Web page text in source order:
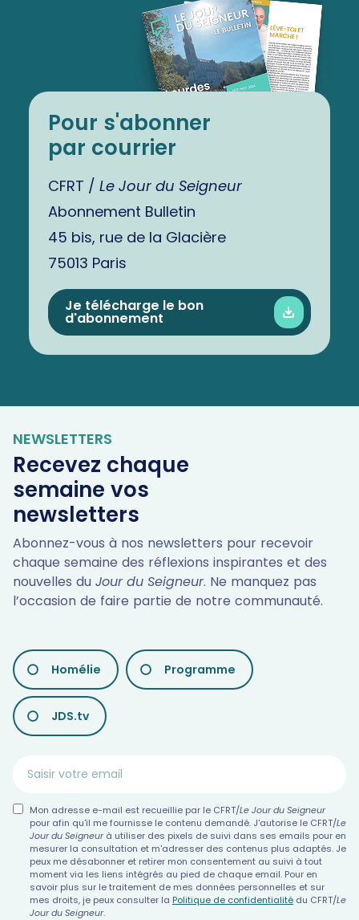
Pour s'abonner
par courrier
CFRT / Le Jour du Seigneur
Abonnement Bulletin
45 bis, rue de la Glacière
75013 Paris
Je télécharge le bon
d'abonnement
NEWSLETTERS
Recevez chaque
semaine vos
newsletters
Abonnez-vous à nos newsletters pour recevoir
chaque semaine des réflexions inspirantes et des
nouvelles du Jour du Seigneur. Ne manquez pas
l’occasion de faire partie de notre communauté.
LES
DIFFÉRENTES
NEWSLETTERS
Homélie Programme
JDS.tv
Mon adresse e-mail est recueillie par le CFRT/Le Jour du Seigneur
pour afin qu'il me fournisse le contenu demandé. J'autorise le CFRT/Le
Jour du Seigneurà utiliser des pixels de suivi dans ses emails pour en
mesurer la consultation et m'adresser des contenus plus adaptés. Je
peux me désabonner et retirer mon consentement au suivi à tout
moment via les liens intégrés au pied de chaque email. Pour en
savoir plus sur le traitement de mes données personnelles et sur
mes droits, je peux consulter la Politique de confidentialité du CFRT/Le
Jour du Seigneur.